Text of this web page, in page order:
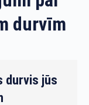
durvīm
durvis jūs